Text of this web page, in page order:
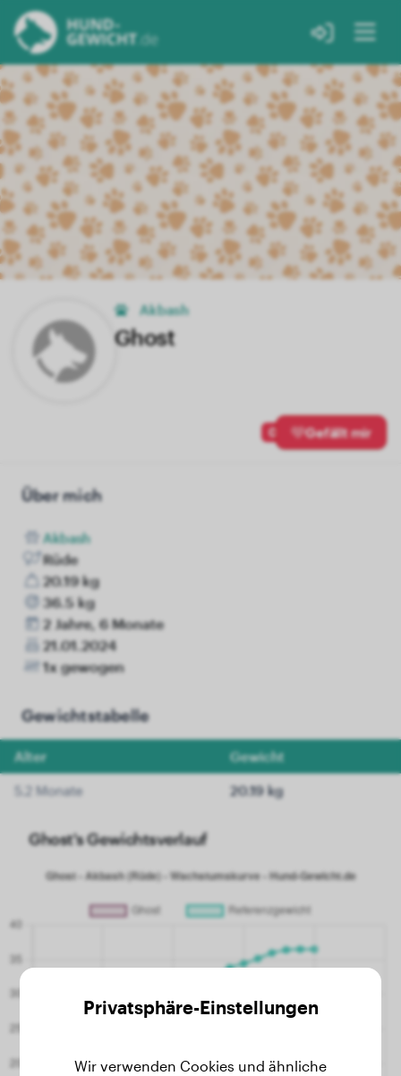
Akbash
Ghost
0 Gefällt mir
Über mich
Akbash
Rüde
20.19 kg
36.5 kg
2 Jahre, 6 Monate
21.01.2024
1x gewogen
Gewichtstabelle
Alter Gewicht
5.2 Monate 20.19 kg
Ghost's Gewichtsverlauf
Privatsphäre-Einstellungen
Wir verwenden Cookies und ähnliche